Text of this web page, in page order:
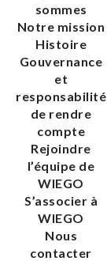
sommes
Notre mission
Histoire
Gouvernance
et
responsabilité
de rendre
compte
Rejoindre
l’équipe de
WIEGO
S’associer à
WIEGO
Nous
contacter